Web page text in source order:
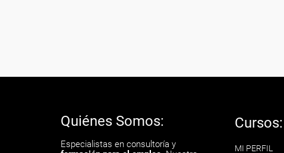
Quiénes Somos:
Especialistas en consultoría y
Cursos:
MI PERFIL